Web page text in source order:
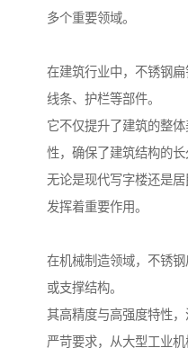
多个重要领域。
在建筑行业中，不锈钢
线条、护栏等部件。
它不仅提升了建筑的整
性，确保了建筑结构的长
无论是现代写字楼还是
发挥着重要作用。
在机械制造领域，不锈
或支撑结构。
其高精度与高强度特性
严苛要求，从大型工业